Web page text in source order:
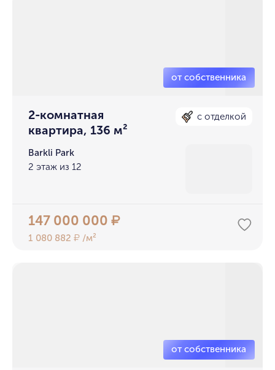
2-комнатная
квартира, 136 м²
с отделкой
Barkli Park
2 этаж из 12
147 000 000₽
1 080 882₽ /м²